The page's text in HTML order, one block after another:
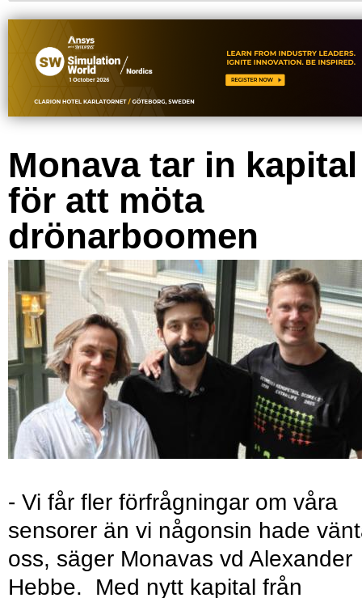
Monava tar in kapital
för att möta
drönarboomen
- Vi får fler förfrågningar om våra
sensorer än vi någonsin hade
oss, säger Monavas vd Alexander
Hebbe. Med nytt kapital från